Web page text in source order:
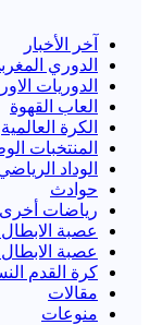
آخر الأخبار
الدوري
الدوريات
العاب القهوة
الكرة العالمية
المنتخبات
الوداد
حوادث
رياضات أخرى
عصبة الابطال
عصبة الابطال
كرة القدم
مقالات
منوعات